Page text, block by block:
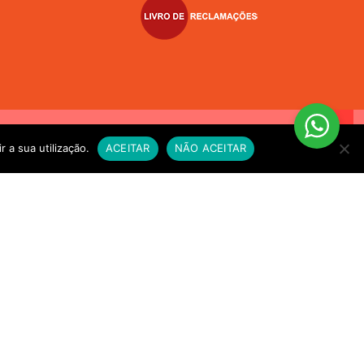
EXPRESSO sempre que compre alimento vivo a fim de
necessário. OBRIGADO
a sua utilização. ACEITAR NÃO ACEITAR